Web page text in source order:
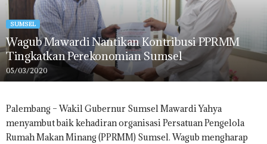
SUMSEL
Wagub Mawardi Nantikan Kontribusi PPRMM
Tingkatkan Perekonomian Sumsel
05/03/2020
Palembang – Wakil Gubernur Sumsel Mawardi Yahya
menyambut baik kehadiran organisasi Persatuan Pengelola
Rumah Makan Minang (PPRMM) Sumsel. Wagub mengharap